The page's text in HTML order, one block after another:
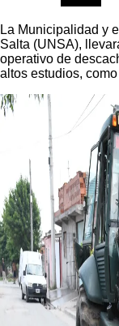
La Municipalidad y
Salta (UNSA),
operativo de
altos estudios,